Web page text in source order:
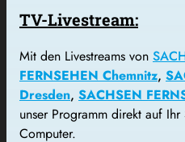
TV-Livestream:
Mit den Livestreams von
FERNSEHEN Chemnitz,
Dresden, SACHSEN
unser Programm direkt auf
Computer.